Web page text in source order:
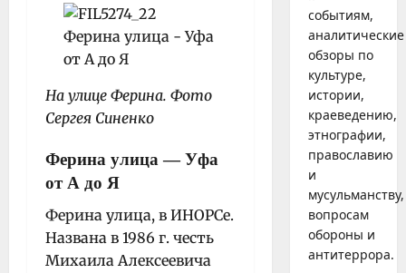
На улице Ферина. Фото
Сергея Синенко
Ферина улица— Уфа
от А до Я
Ферина улица, в ИНОРСе.
Названа в 1986 г. честь
Михаила Алексеевича
событиям,
аналитические
обзоры по
культуре,
истории,
краеведению,
этнографии,
православию
и
мусульманству,
вопросам
обороны и
антитеррора.